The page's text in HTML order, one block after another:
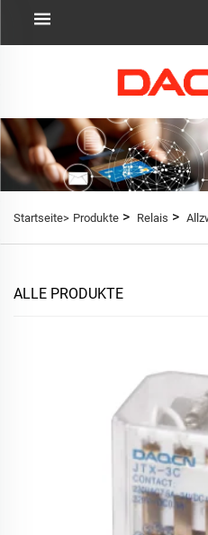
Startseite> Produkte > Relais >
ALLE PRODUKTE